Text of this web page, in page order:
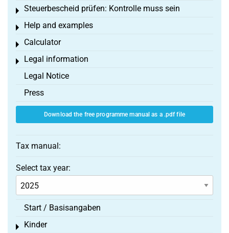
Steuerbescheid prüfen: Kontrolle muss sein
Toggle menu
Help and examples
Toggle menu
Calculator
Toggle menu
Legal information
Toggle menu
Legal Notice
Press
Download the free programme manual as a .pdf file
Tax manual:
Select tax year:
Start / Basisangaben
Kinder
Toggle menu